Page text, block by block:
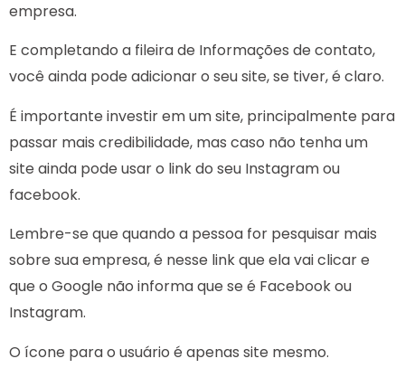
empresa.
E completando a fileira de Informações de contato,
você ainda pode adicionar o seu site, se tiver, é claro.
É importante investir em um site, principalmente para
passar mais credibilidade, mas caso não tenha um
site ainda pode usar o link do seu Instagram ou
facebook.
Lembre-se que quando a pessoa for pesquisar mais
sobre sua empresa, é nesse link que ela vai clicar e
que o Google não informa que se é Facebook ou
Instagram.
O ícone para o usuário é apenas site mesmo.